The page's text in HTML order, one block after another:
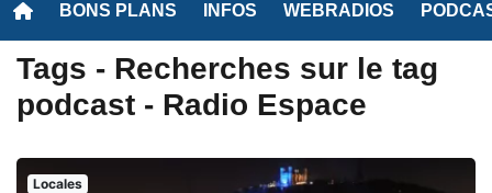
BONS PLANS INFOS WEBRADIOS
Tags - Recherches sur le tag
podcast - Radio Espace
Locales